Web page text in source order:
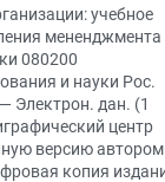
учебное
мененджмента
080200
и науки Рос.
Электрон. дан. (1
центр
версию автором
копия